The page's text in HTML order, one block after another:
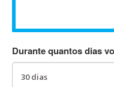
ACID Pro
ACPI
Durante quantos dias